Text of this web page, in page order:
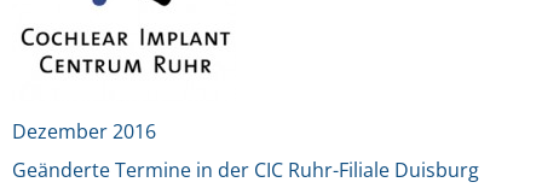
Dezember 2016
Geänderte Termine in der CIC Ruhr-Filiale Duisburg